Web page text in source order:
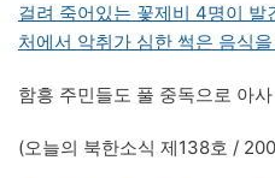
걸려 죽어있는 꽃제비 4명이 발
처에서 악취가 심한 썩은 음식
함흥 주민들도 풀 중독으로 아사
(오늘의 북한소식 제138호 /